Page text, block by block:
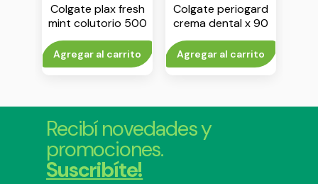
Colgate plax fresh
mint colutorio 500
ml x 350 ml
Agregar al carrito
Colgate periogard
crema dental x 90
g
Agregar al carrito
Recibí novedades y
promociones.
Suscribíte!